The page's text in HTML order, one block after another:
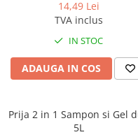
Gama de cosmetice
Papuci hotel
14,49 Lei
TVA inclus
IN STOC
ADAUGA IN COS
Prija 2 in 1 Sampon si Gel
5L